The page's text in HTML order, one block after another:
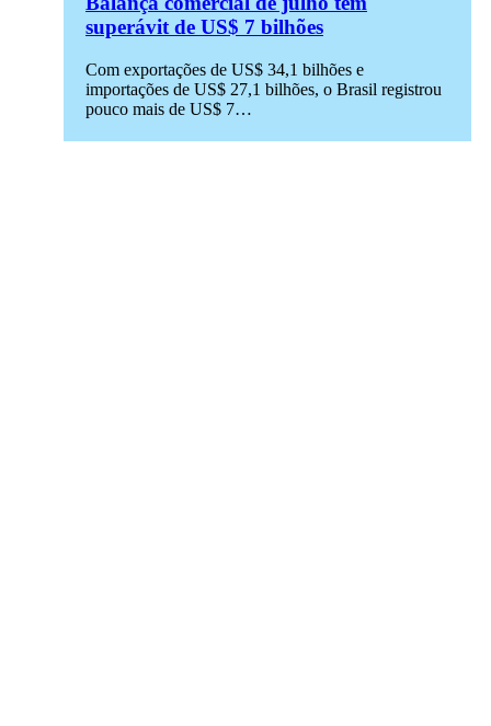
superávit de US$ 7 bilhões
Com exportações de US$ 34,1 bilhões e
importações de US$ 27,1 bilhões, o Brasil registrou
pouco mais de US$ 7…